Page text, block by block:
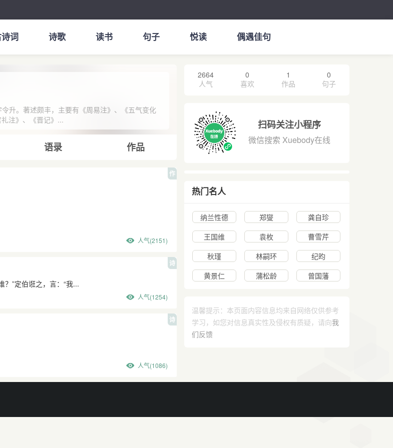
词 诗歌 读书 句子 悦读 偶遇佳句
升。著述颇丰，主要有《周易注》、《五气变化
注》、《晋记》...
语录 作品
作
人气(2151)
诗
”定伯诳之，言：“我...
人气(1254)
诗
人气(1086)
2664
人气
0
喜欢
1
作品
0
句子
扫码关注小程序
微信搜索 Xuebody在线
热门名人
纳兰性德 郑燮
龚自珍
王国维
袁枚
曹雪芹
秋瑾
林嗣环
纪昀
黄景仁
蒲松龄 曾国藩
温馨提示：本页面内容信息均来自网络仅供参考
学习，如您对信息真实性及侵权有质疑，请向我
们反馈